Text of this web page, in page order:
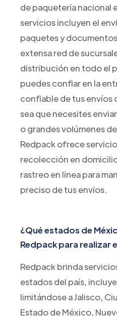
de paquetería nacional
servicios incluyen el
paquetes y
extensa red de
distribución en todo el
puedes confiar en la
confiable de tus envíos
sea que necesites
o grandes volúmenes
Redpack ofrece
recolección en
rastreo en línea para
preciso de tus envíos.
¿Qué estados de
Redpack para realizar
Redpack brinda
estados del país,
limitándose a Jalisco,
Estado de México,